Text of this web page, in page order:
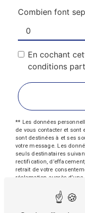
Combien font
En cochant
conditions
** Les données
de vous contacter et
sont destinées à et ses
votre message. Les
seuls destinataires
rectification,
retrait de votre
réclamation auprès
sort de vos données
voie postale à l'adresse
justificatif d'identité
données pendant la